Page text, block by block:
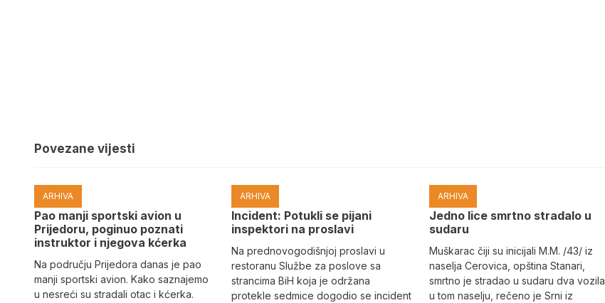
Povezane vijesti
ARHIVA
Pao manji sportski avion u
Prijedoru, poginuo poznati
instruktor i njegova kćerka
Na području Prijedora danas je pao
manji sportski avion. Kako saznajemo
u nesreći su stradali otac i kćerka.
ARHIVA
Incident: Potukli se pijani
inspektori na proslavi
Na prednovogodišnjoj proslavi u
restoranu Službe za poslove sa
strancima BiH koja je održana
protekle sedmice dogodio se incident
ARHIVA
Јedno lice smrtno stradalo u
sudaru
Muškarac čiji su inicijali M.M. /43/ iz
naselja Cerovica, opština Stanari,
smrtno je stradao u sudaru dva vozila
u tom naselju, rečeno je Srni iz